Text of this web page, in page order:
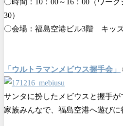
30）
〇会場：福島空港ビル3階 キッ
「ウルトラマンメビウス握手会」
サンタに扮したメビウスと握手が
家族みんなで、福島空港へ遊びに